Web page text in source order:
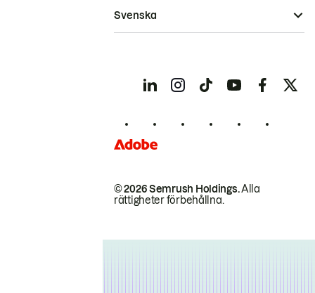
© 2026 Semrush Holdings.Alla
rättigheter förbehållna.
Svenska